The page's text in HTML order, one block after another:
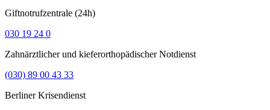
Giftnotrufzentrale (24h)
030 19 24 0
Zahnärztlicher und kieferorthopädischer Notdienst
(030) 89 00 43 33
Berliner Krisendienst